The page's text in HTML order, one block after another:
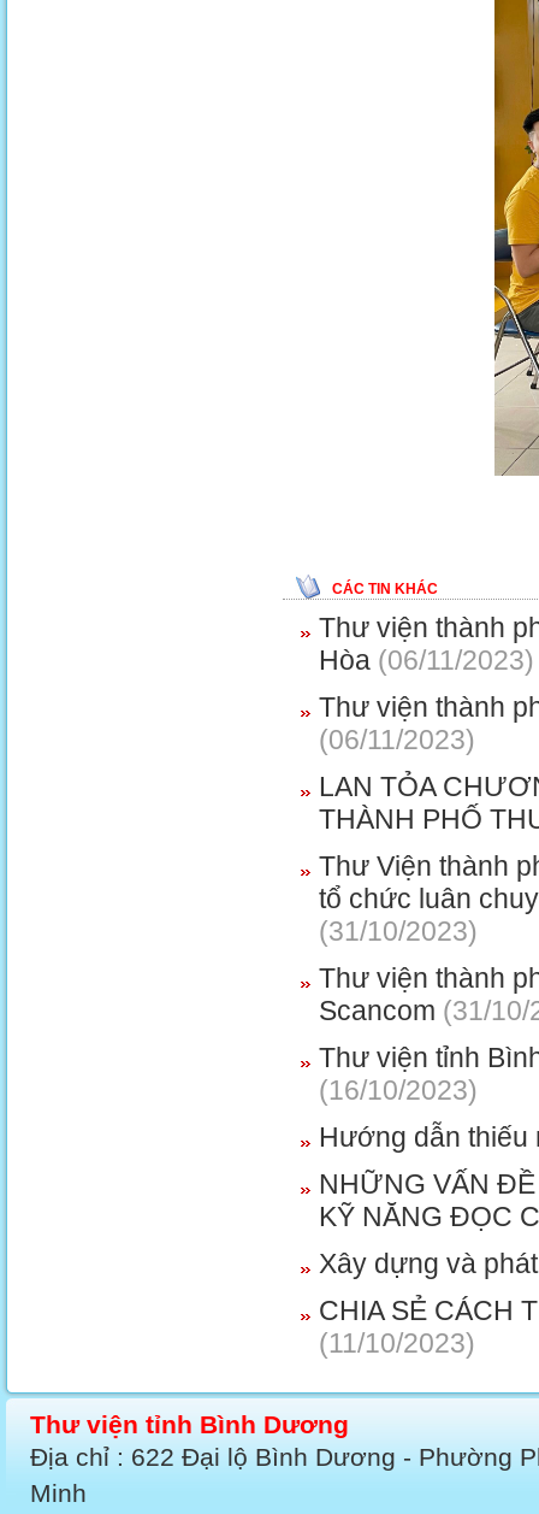
CÁC TIN KHÁC
Thư viện thành
Hòa (06/11/2023)
Thư viện thành
(06/11/2023)
LAN TỎA
THÀNH PHỐ
Thư Viện thành
tổ chức luân
(31/10/2023)
Thư viện thành
Scancom (31/10/
Thư viện tỉnh
(16/10/2023)
Hướng dẫn thiếu
NHỮNG VẤN
KỸ NĂNG ĐỌC
Xây dựng và
CHIA SẺ CÁCH
(11/10/2023)
Thư viện tỉnh Bình Dương
Địa chỉ : 622 Đại lộ Bình Dương - Phường
Minh